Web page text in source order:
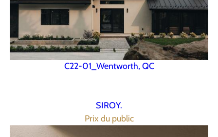
C22-01_Wentworth, QC
SIROY.
Prix du public